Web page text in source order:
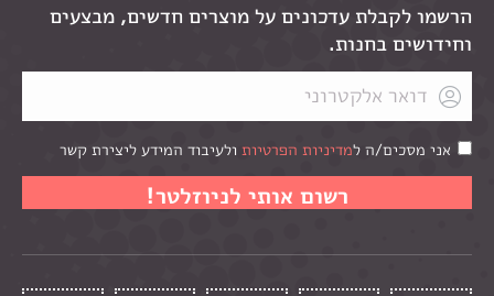
הרשמו לקבלת עדכונים על מוצרים חדשים, מבצעים
וחידושים בחנות.
אני מסכים/ה למדיניות הפרטיות ולעיבוד המידע ליצירת קשר